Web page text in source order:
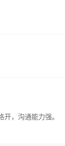
，沟通能力强。